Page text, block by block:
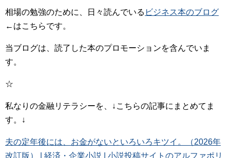
相場の勉強のために、日々読んでいる ビジネス本のブログ
←はこちらです。
当ブログは、読了した本のプロモーションを含んでいま
す。
☆
私なりの金融リテラシーを、↓こちらの記事にまとめてま
す。↓
夫の定年後には、お金がないといろいろキツイ。（2026年
改訂版） | 経済・企業小説 | 小説投稿サイトのアルファポリ